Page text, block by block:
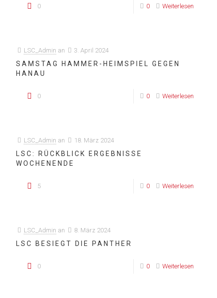
0 0 Weiterlesen
LSC_Admin an 3. April 2024
SAMSTAG HAMMER-HEIMSPIEL GEGEN
HANAU
0 0 Weiterlesen
LSC_Admin an 18. März 2024
LSC: RÜCKBLICK ERGEBNISSE
WOCHENENDE
5 0 Weiterlesen
LSC_Admin an 8. März 2024
LSC BESIEGT DIE PANTHER
0 0 Weiterlesen